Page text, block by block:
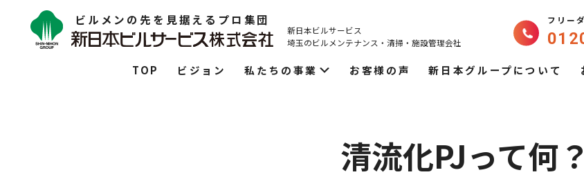
ビルメンの先を見据えるプロ集団
新日本ビルサービス
埼玉のビルメンテナンス・ 清掃・施設管理会社
フリー
TOP ビジョン 私たちの事業 お客様の声 新日本グループについて
清流化PJって何？